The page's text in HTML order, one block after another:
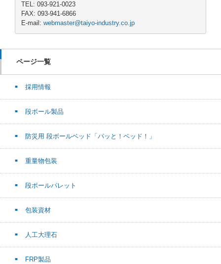
TEL: 093-921-0023
FAX: 093-941-6866
E-mail: webmaster@taiyo-industry.co.jp
ページ一覧
採用情報
段ボール製品
防災用 段ボールベッド「パッと！ベッド！」
重量物包装
段ボールパレット
包装資材
人工大理石
FRP製品